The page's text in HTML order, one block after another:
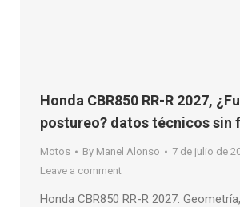
Honda CBR850 RR-R 2027,
postureo? datos técnicos sin
Motos By Manel Alonso
7 de julio de
Leave a comment
Honda CBR850 RR-R 2027.